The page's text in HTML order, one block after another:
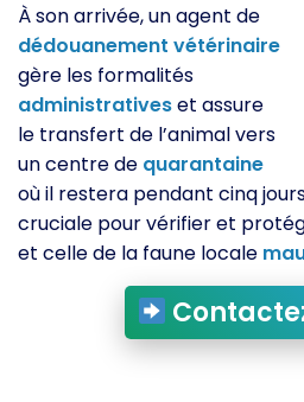
À son arrivée, un agent de
dédouanement vétérinaire
gère les formalités
administrativeset assure
le transfert de l’animal vers
un centre de quarantaine
où il restera pendant cinq
cruciale pour vérifier et
et celle de la faune locale